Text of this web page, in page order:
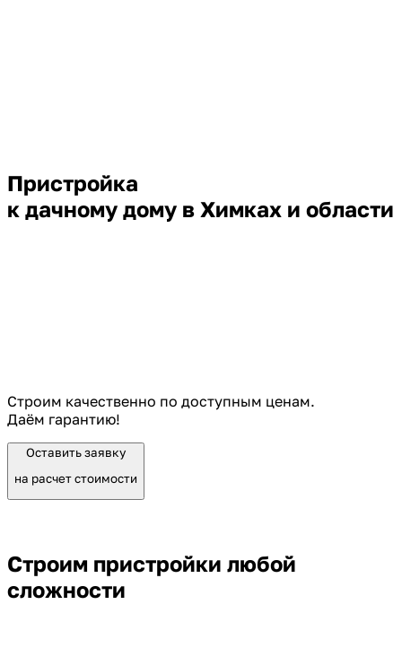
Пристройка
к дачному дому в Химках и области
Строим качественно по доступным ценам.
Даём гарантию!
Оставить заявку
на расчет стоимости
Строим пристройки любой
сложности